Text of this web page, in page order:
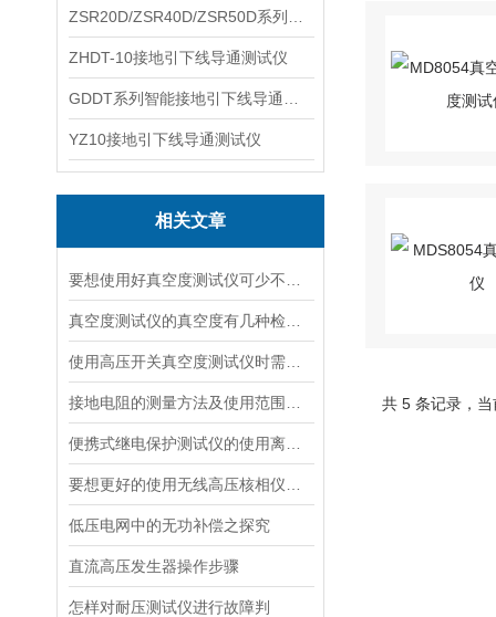
ZHDT-10接地引下线导通测试仪
YZ10接地引下线导通测试仪
相关文章
低压电网中的无功补偿之探究
直流高压发生器操作步骤
怎样对耐压测试仪进行故障判
共 5 条记录，